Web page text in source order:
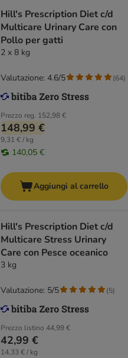
Hill's Prescription Diet c/d
Multicare Urinary Care con
Pollo per gatti
2 x 8 kg
Prezzo reg. 152,98 €
148,99 €
9,31 € / kg
140,05 €
Valutazione: 4.6/5 (64)
Aggiungi al carrello
Hill's Prescription Diet c/d
Multicare Stress Urinary
Care con Pesce oceanico
3 kg
Prezzo listino 44,99 €
42,99 €
14,33 € / kg
Valutazione: 5/5 (5)